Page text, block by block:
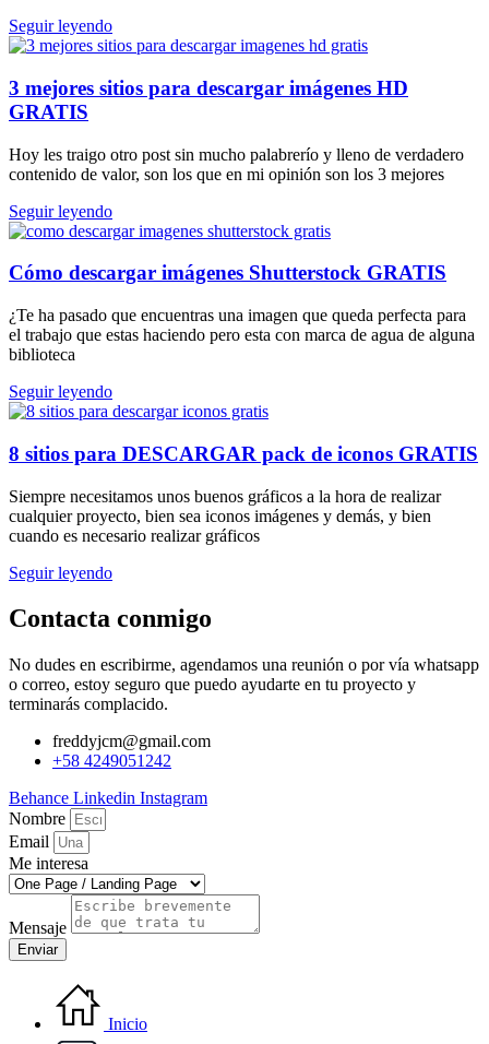
Seguir leyendo
3 mejores sitios para descargar imágenes HD
GRATIS
Hoy les traigo otro post sin mucho palabrerío y lleno de verdadero
contenido de valor, son los que en mi opinión son los 3 mejores
Seguir leyendo
Cómo descargar imágenes Shutterstock GRATIS
¿Te ha pasado que encuentras una imagen que queda perfecta para
el trabajo que estas haciendo pero esta con marca de agua de alguna
biblioteca
Seguir leyendo
8 sitios para DESCARGAR pack de iconos GRATIS
Siempre necesitamos unos buenos gráficos a la hora de realizar
cualquier proyecto, bien sea iconos imágenes y demás, y bien
cuando es necesario realizar gráficos
Seguir leyendo
Contacta conmigo
No dudes en escribirme, agendamos una reunión o por vía whatsapp
o correo, estoy seguro que puedo ayudarte en tu proyecto y
terminarás complacido.
freddyjcm@gmail.com
+58 4249051242
Behance Linkedin Instagram
Nombre
Email
Me interesa
Mensaje
Enviar
Inicio